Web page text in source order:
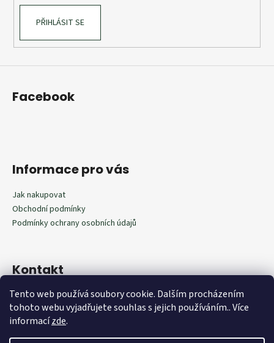
Tento web používá soubory cookie. Dalším procházením
tohoto webu vyjadřujete souhlas s jejich používáním.. Více
informacízde.
PŘIHLÁSIT SE
Facebook
Informace pro vás
Jak nakupovat
Obchodní podmínky
Podmínky ochrany osobních údajů
Kontakt
602292598
602292598